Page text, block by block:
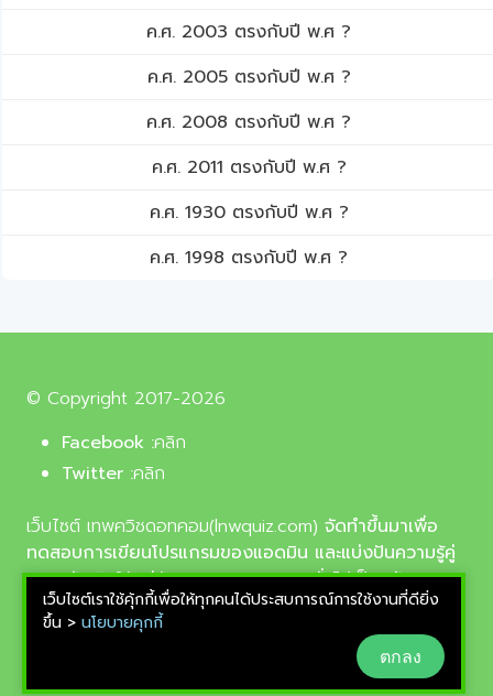
ค.ศ. 2003 ตรงกับปี พ.ศ ?
ค.ศ. 2005 ตรงกับปี พ.ศ ?
ค.ศ. 2008 ตรงกับปี พ.ศ ?
ค.ศ. 2011 ตรงกับปี พ.ศ ?
ค.ศ. 1930 ตรงกับปี พ.ศ ?
ค.ศ. 1998 ตรงกับปี พ.ศ ?
© Copyright 2017-2026
Facebook :คลิก
Twitter :คลิก
เว็บไซต์ เทพควิชดอทคอม(lnwquiz.com) จัดทำขึ้นมาเพื่อ
ทดสอบการเขียนโปรแกรมของแอดมิน และแบ่งปันความรู้คู่
ความบันเทิงให้แก่น้อง ๆ ตลอดจนบุคลทั่วไปเป็นหลัก,
รูปภาพที่นำมาใช้ประกอบบทความเป็นรูปภาพจากเว็บ
pixabay.com และunsplash.com ซึ่งเป็นเว็บแจกรูปฟรี
ลิขสิทธิ์แบบ CC0 ที่ช่างภาพจากทั่วโลกอัพโหลดไว้ให้
สามารถนำมาใช้ฟรีได้
เว็บไซต์เราใช้คุ้กกี้เพื่อให้ทุกคนได้ประสบการณ์การใช้งานที่ดียิ่ง
ขึ้น > นโยบายคุกกี้
ตกลง